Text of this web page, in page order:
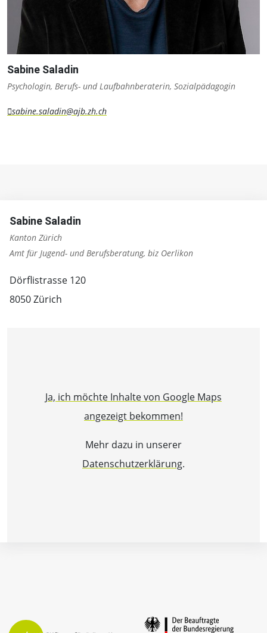
Sabine Saladin
Psychologin, Berufs- und Laufbahnberaterin, Sozialpädagogin
sabine.saladin@ajb.zh.ch
Sabine Saladin
Kanton Zürich
Amt für Jugend- und Berufsberatung, biz Oerlikon
Dörflistrasse 120
8050 Zürich
Ja, ich möchte Inhalte von Google Maps
angezeigt bekommen!
Mehr dazu in unserer
Datenschutzerklärung.